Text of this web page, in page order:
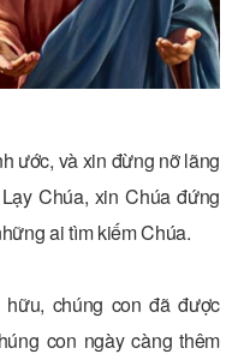
ước, và xin đừng nỡ lãng
Chúa, xin Chúa đứng
ai tìm kiếm Chúa.
chúng con đã được
con ngày càng thêm